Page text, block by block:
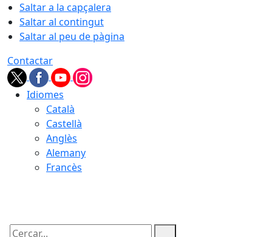
Saltar a la capçalera
Saltar al contingut
Saltar al peu de pàgina
Contactar
Idiomes
Català
Castellà
Anglès
Alemany
Francès